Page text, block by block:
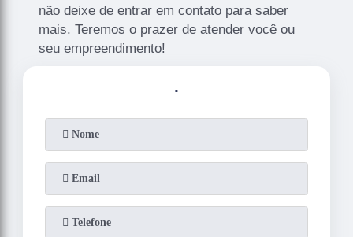
não deixe de entrar em contato para saber
mais. Teremos o prazer de atender você ou
seu empreendimento!
.